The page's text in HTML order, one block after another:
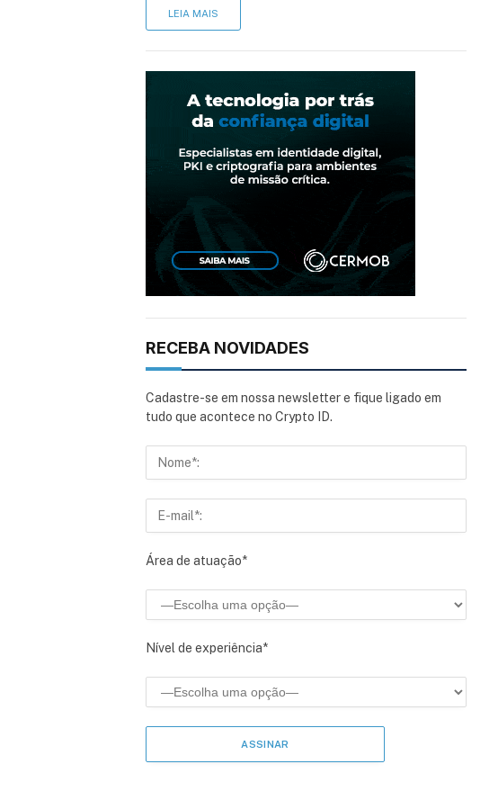
LEIA MAIS
RECEBA NOVIDADES
Cadastre-se em nossa newsletter e fique ligado em
tudo que acontece no Crypto ID.
Área de atuação*
Nível de experiência*